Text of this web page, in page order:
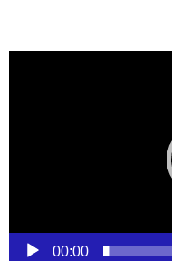
00:00